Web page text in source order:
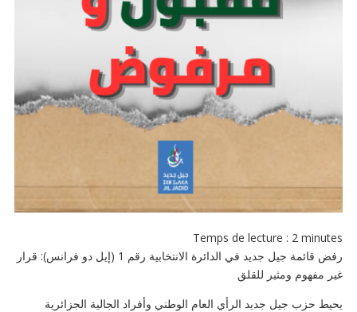
Temps de lecture : 2 minutes
رفض قائمة جيل جديد في الدائرة الانتخابية رقم 1 (إيل دو فرانس): قرار
غير مفهوم ومثير للقلق
يحيط حزب جيل جديد الرأي العام الوطني وأفراد الجالية الجزائرية